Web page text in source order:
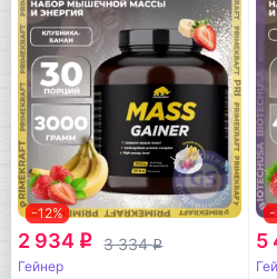
-12%
2 934 q 3 334q
Гейнер
-
5